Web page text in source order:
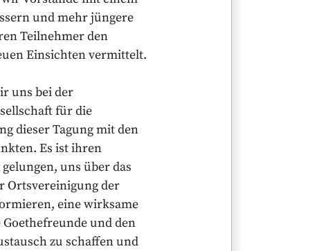
und mehr jüngere
Teilnehmer den
Einsichten vermittelt.
uns bei der
für die
dieser Tagung mit den
Es ist ihren
uns über das
Ortsvereinigung der
eine wirksame
und den
zu schaffen und